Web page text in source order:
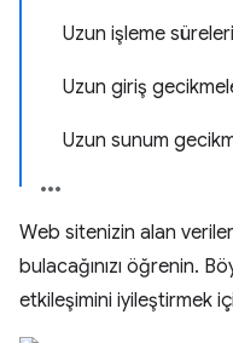
Uzun işleme süreleri
Uzun giriş
Uzun sunum
Web sitenizin alan
bulacağınızı öğrenin.
etkileşimini iyileştirmek